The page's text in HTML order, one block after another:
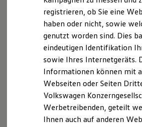
Elektro - & Hybridfahrzeuge
Unser Ansatz
Klimafreundlicher
Reichweite & Ladelösungen
Reichweitensimulator
Ladezeitensimulator
Ladelösungen für
Ladelösungen für
Wallbox und Ladekabel
Förderung & Kosten der
Fördermöglichkeiten
Fördermöglichkeiten
Die berufsrechtlichen Regelungen
www.gesetze-im-internet.de
Hinweis gemäß § 36
Verbraucherstreitbeilegungsgesetz
Wir sind zur Teilnahme an einem
Streitbeilegungsverfahren vor einer
Verbraucherschlichtungsstelle
verpflichtet.
registrieren, ob Sie eine
haben oder nicht, sowie
genutzt worden sind. Dies
eindeutigen Identifikation
sowie Ihres Internetgeräts.
Informationen können mit
Webseiten oder Seiten
Volkswagen
Werbetreibenden, geteilt
Ihnen auch auf anderen